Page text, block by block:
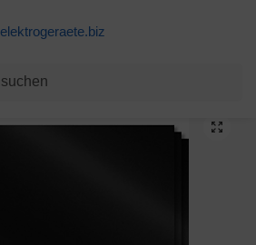
elektrogeraete.biz
/ 3x Back- & Grillmatte aus Teflon mit Antihaftbeschichtung (PFOA-frei) 40x33cm